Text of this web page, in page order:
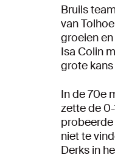
Bruils
van
groeien
Isa Colin
grote
In de 70e
zette de
niet te
Derks in